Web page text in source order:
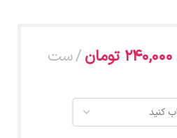
240,000 تومان ست